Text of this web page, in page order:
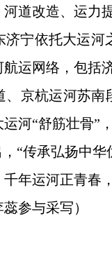
河道改造、运
济宁依托大运
运网络，包括
、京杭运河苏
河“舒筋壮骨”
“传承弘扬中
年运河正青春
参与采写）